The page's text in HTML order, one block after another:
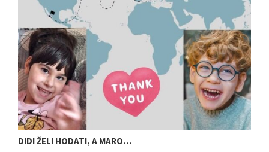
DIDI ŽELI HODATI, A MARO…